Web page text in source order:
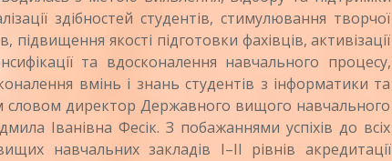
здібностей студентів, стимулювання творчої
підвищення якості підготовки фахівців, активізації
та вдосконалення навчального процесу,
вмінь і знань студентів з інформатики та
словом директор Державного вищого навчального
Іванівна Фесік. З побажаннями успіхів до всіх
навчальних закладів І–ІІ рівнів акредитації